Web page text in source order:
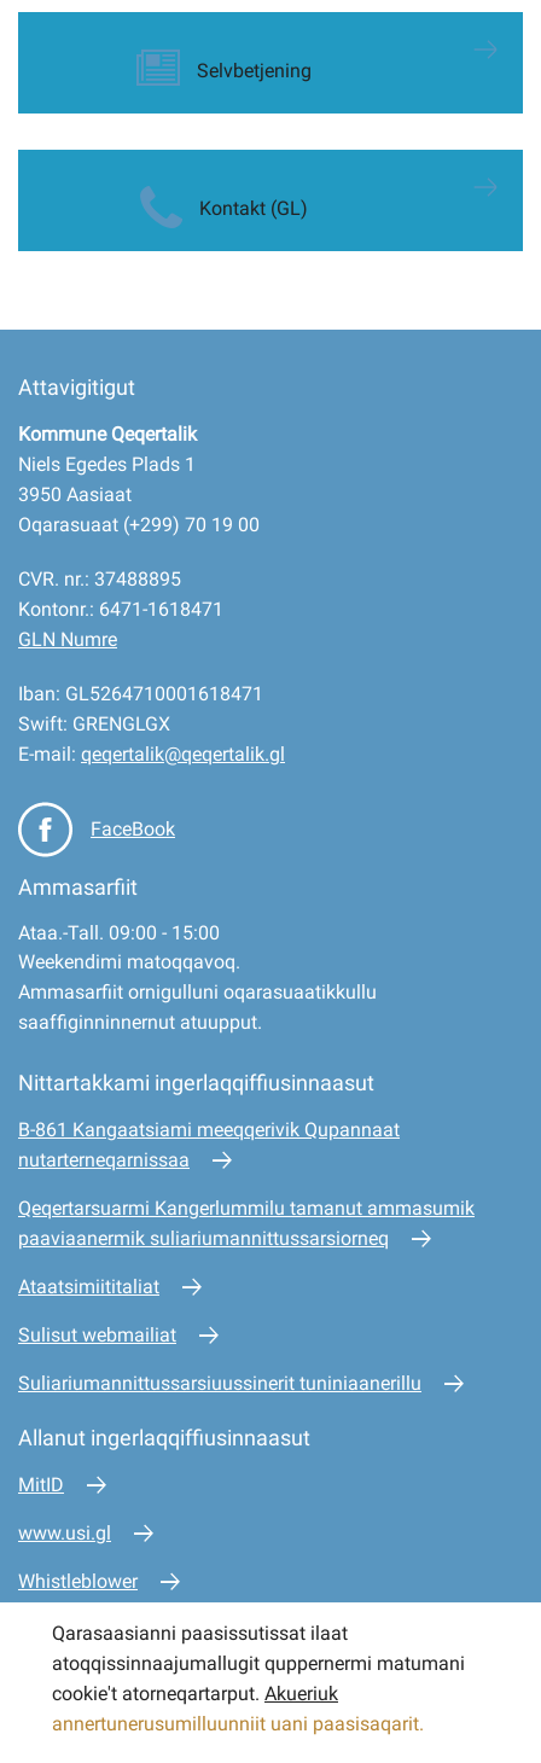
Selvbetjening
Kontakt (GL)
Attavigitigut
Kommune Qeqertalik
Niels Egedes Plads 1
3950 Aasiaat
Oqarasuaat (+299) 70 19 00
CVR. nr.: 37488895
Kontonr.: 6471-1618471
GLN Numre
Iban: GL5264710001618471
Swift: GRENGLGX
E-mail: qeqertalik@qeqertalik.gl
FaceBook
Ammasarfiit
Ataa.-Tall. 09:00 - 15:00
Weekendimi matoqqavoq.
Ammasarfiit ornigulluni oqarasuaatikkullu
saaffiginninnernut atuupput.
Nittartakkami ingerlaqqiffiusinnaasut
B-861 Kangaatsiami meeqqerivik Qupannaat
nutarterneqarnissaa
Qeqertarsuarmi Kangerlummilu tamanut ammasumik
paaviaanermik suliariumannittussarsiorneq
Ataatsimiititaliat
Sulisut webmailiat
Suliariumannittussarsiuussinerit tuniniaanerillu
Allanut ingerlaqqiffiusinnaasut
MitID
www.usi.gl
Whistleblower
www.mio.gl
www.sullissivik.gl
Qarasaasianni paasissutissat ilaat
atoqqissinnaajumallugit quppernermi matumani
cookie't atorneqartarput. Akueriuk
annertunerusumilluunniit uani paasisaqarit.